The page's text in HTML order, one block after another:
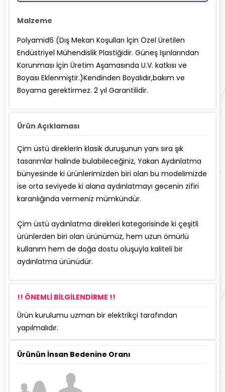
Malzeme
Polyamid6 (Dış Mekan Koşulları İçin Özel Üretilen
Endüstriyel Mühendislik Plastiğidir. Güneş Işınlarından
Korunması İçin Üretim Aşamasında U.V. katkısı ve
Boyası Eklenmiştir.)Kendinden Boyalıdır,bakım ve
Boyama gerektirmez. 2 yıl Garantilidir.
Ürün Açıklaması
Çim üstü direklerin klasik duruşunun yanı sıra şık
tasarımlar halinde bulabileceğiniz, Yakan Aydınlatma
bünyesinde ki ürünlerimizden biri olan bu modelimizde
ise orta seviyede ki alana aydınlatmayı gecenin zifiri
karanlığında vermeniz mümkündür.
Çim üstü aydınlatma direkleri kategorisinde ki çeşitli
ürünlerden biri olan ürünümüz, hem uzun ömürlü
kullanım hem de doğa dostu oluşuyla kaliteli bir
aydınlatma ürünüdür.
!! ÖNEMLİ BİLGİLENDİRME !!
Ürün kurulumu uzman bir elektrikçi tarafından
yapılmalıdır.
Ürünün İnsan Bedenine Oranı